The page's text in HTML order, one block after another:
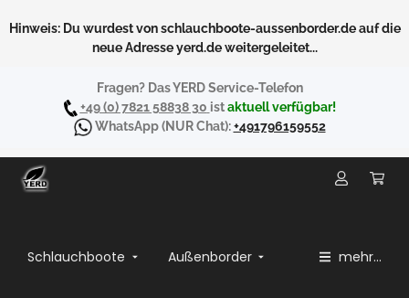
Hinweis: Du wurdest von schlauchboote-aussenborder.de auf die
neue Adresse yerd.de weitergeleitet...
Fragen? Das YERD Service-Telefon
+49 (0) 7821 58838 30 istaktuell verfügbar!
WhatsApp(NUR Chat):+491796159552
Schlauchboote Außenborder mehr...